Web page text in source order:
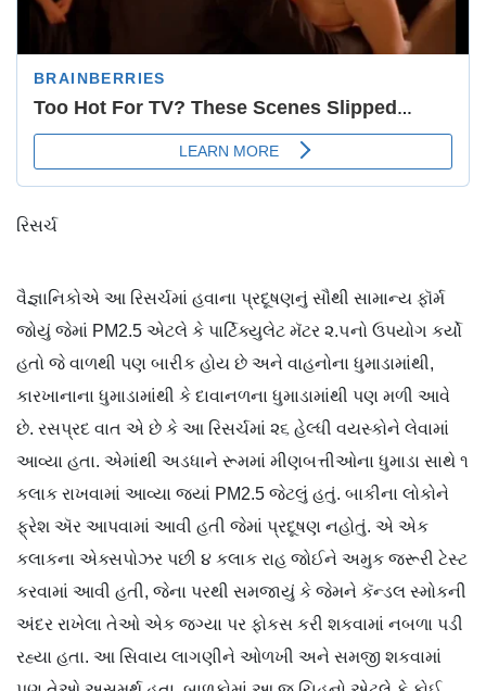
રિસર્ચ
વૈજ્ઞાનિકોએ આ રિસર્ચમાં હવાના પ્રદૂષણનું સૌથી સામાન્ય ફૉર્મ
જોયું જેમાં PM2.5 એટલે કે પાર્ટિક્યુલેટ મૅટર ૨.૫નો ઉપયોગ કર્યો
હતો જે વાળથી પણ બારીક હોય છે અને વાહનોના ધુમાડામાંથી,
કારખાનાના ધુમાડામાંથી કે દાવાનળના ધુમાડામાંથી પણ મળી આવે
છે. રસપ્રદ વાત એ છે કે આ રિસર્ચમાં ૨૬ હેલ્ધી વયસ્કોને લેવામાં
આવ્યા હતા. એમાંથી અડધાને રૂમમાં મીણબત્તીઓના ધુમાડા સાથે ૧
કલાક રાખવામાં આવ્યા જ્યાં PM2.5 જેટલું હતું. બાકીના લોકોને
ફ્રેશ ઍર આપવામાં આવી હતી જેમાં પ્રદૂષણ નહોતું. એ એક
કલાકના એક્સપોઝર પછી ૪ કલાક રાહ જોઈને અમુક જરૂરી ટેસ્ટ
કરવામાં આવી હતી, જેના પરથી સમજાયું કે જેમને કૅન્ડલ સ્મોકની
અંદર રાખેલા તેઓ એક જગ્યા પર ફોકસ કરી શકવામાં નબળા પડી
રહ્યા હતા. આ સિવાય લાગણીને ઓળખી અને સમજી શકવામાં